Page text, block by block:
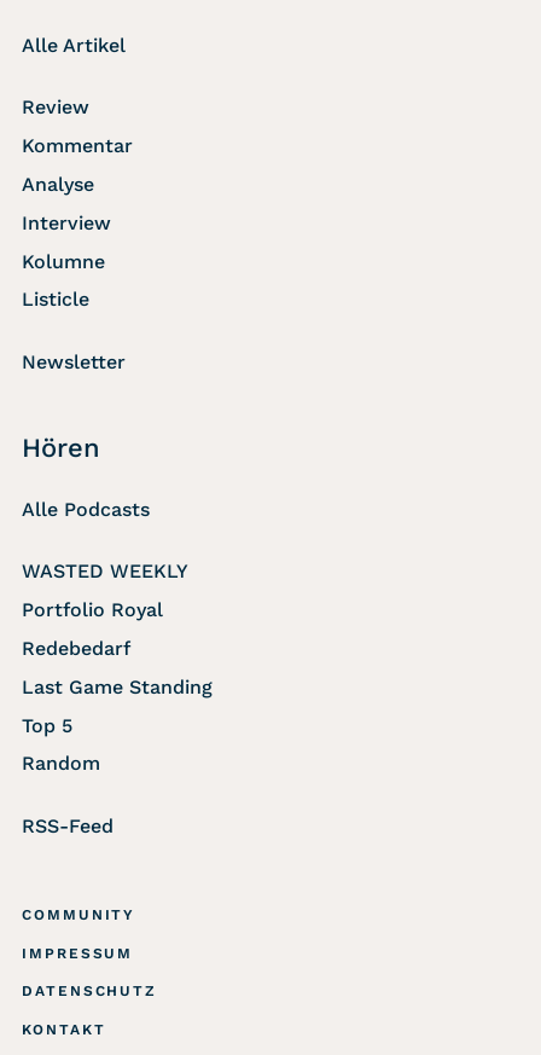
Alle Artikel
Review
Kommentar
Analyse
Interview
Kolumne
Listicle
Newsletter
Hören
Alle Podcasts
WASTED WEEKLY
Portfolio Royal
Redebedarf
Last Game Standing
Top 5
Random
RSS-Feed
COMMUNITY
IMPRESSUM
DATENSCHUTZ
KONTAKT